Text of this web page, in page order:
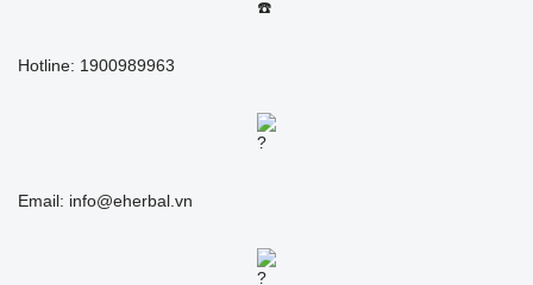
Hotline: 1900989963
Email: info@eherbal.vn